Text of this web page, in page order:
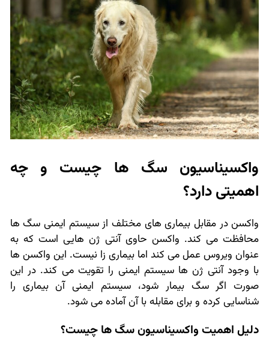
بازار آنلاین سنجاق
واکسیناسیون سگ ها چیست و چه
اهمیتی دارد؟
واکسن در مقابل بیماری های مختلف از سیستم ایمنی سگ ها
محافظت می کند. واکسن حاوی آنتی ژن هایی است که به
عنوان ویروس عمل می کند اما بیماری زا نیست. این واکسن ها
با وجود آنتی ژن ها سیستم ایمنی را تقویت می کند. در این
صورت اگر سگ بیمار شود، سیستم ایمنی آن بیماری را
شناسایی کرده و برای مقابله با آن آماده می شود.
دلیل اهمیت واکسیناسیون سگ ها چیست؟